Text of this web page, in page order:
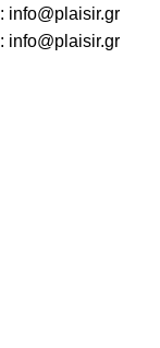
info@plaisir.gr
info@plaisir.gr